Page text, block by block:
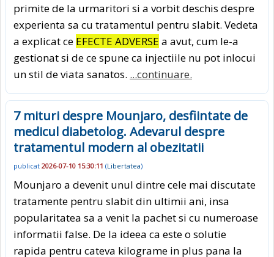
primite de la urmaritori si a vorbit deschis despre
experienta sa cu tratamentul pentru slabit. Vedeta
a explicat ce EFECTE ADVERSE a avut, cum le-a
gestionat si de ce spune ca injectiile nu pot inlocui
un stil de viata sanatos. ...continuare.
7 mituri despre Mounjaro, desfiintate de
medicul diabetolog. Adevarul despre
tratamentul modern al obezitatii
publicat 2026-07-10 15:30:11 (Libertatea)
Mounjaro a devenit unul dintre cele mai discutate
tratamente pentru slabit din ultimii ani, insa
popularitatea sa a venit la pachet si cu numeroase
informatii false. De la ideea ca este o solutie
rapida pentru cateva kilograme in plus pana la